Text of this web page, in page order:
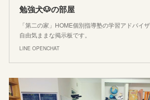
勉強犬🐶の部屋
「第二の家」HOME個別指導塾の学習アドバイ
自由気ままな掲示板です。
LINE OPENCHAT